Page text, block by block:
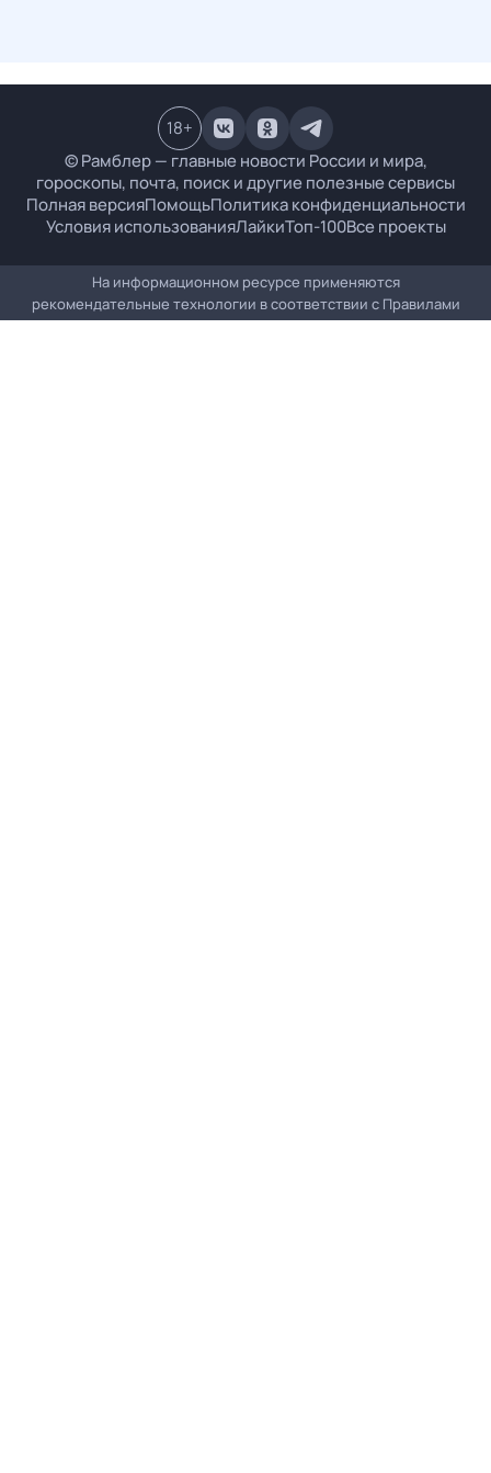
© Рамблер — главные новости России и мира,
гороскопы, почта, поиск и другие полезные сервисы
Полная версияПомощьПолитика конфиденциальности
Условия использованияЛайкиТоп-100Все проекты
18+
На информационном ресурсе применяются
рекомендательные технологии в соответствии с Правилами